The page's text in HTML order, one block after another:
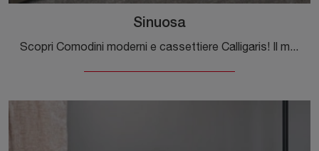
Sinuosa
Scopri Comodini moderni e cassettiere Calligaris! Il modello Sinuosa realizzato in laccato opaco è la soluzione ottimale.